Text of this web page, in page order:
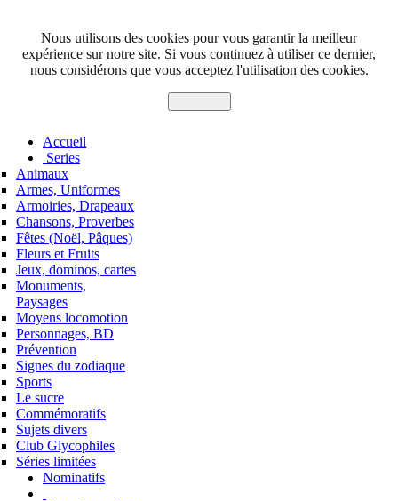
Nous utilisons des cookies pour vous garantir la meilleur
expérience sur notre site. Si vous continuez à utiliser ce dernier,
nous considérons que vous acceptez l'utilisation des cookies.
Accueil
Series
Animaux
Armes, Uniformes
Armoiries, Drapeaux
Chansons, Proverbes
Fêtes (Noël, Pâques)
Fleurs et Fruits
Jeux, dominos, cartes
Monuments,
Paysages
Moyens locomotion
Personnages, BD
Prévention
Signes du zodiaque
Sports
Le sucre
Commémoratifs
Sujets divers
Club Glycophiles
Séries limitées
Nominatifs